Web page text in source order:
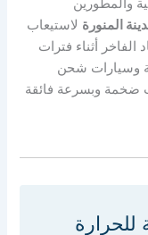
والمطورين
المنورة لاستيعاب
أثناء فترات
وسيارات شحن
ضخمة وبسرعة فائقة
للحرارة